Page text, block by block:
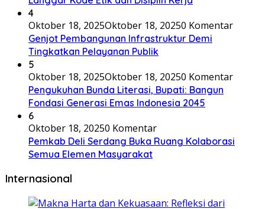
4
Oktober 18, 2025Oktober 18, 20250 Komentar
Genjot Pembangunan Infrastruktur Demi
Tingkatkan Pelayanan Publik
5
Oktober 18, 2025Oktober 18, 20250 Komentar
Pengukuhan Bunda Literasi, Bupati: Bangun
Fondasi Generasi Emas Indonesia 2045
6
Oktober 18, 20250 Komentar
Pemkab Deli Serdang Buka Ruang Kolaborasi
Semua Elemen Masyarakat
Internasional